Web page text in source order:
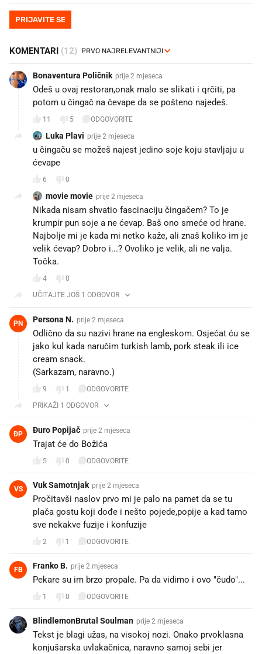
PRIJAVITE SE
KOMENTARI (12)
Bonaventura Poličnik prije 2 mjeseca
Odeš u ovaj restoran,onak malo se slikati i qrčiti, pa
potom u čingač na čevape da se pošteno najedeš.
11 5 ODGOVORITE
Luka Plavi prije 2 mjeseca
u čingaču se možeš najest jedino soje koju stavljaju u
ćevape
6 0
movie movie prije 2 mjeseca
Nikada nisam shvatio fascinaciju čingačem? To je
krumpir pun soje a ne ćevap. Baš ono smeće od hrane.
Najbolje mi je kada mi netko kaže, ali znaš koliko im je
velik ćevap? Dobro i...? Ovoliko je velik, ali ne valja.
Točka.
4
0
UČITAJTE JOŠ 1 ODGOVOR
PN Persona N. prije 2 mjeseca
Odlično da su nazivi hrane na engleskom. Osjećat ću se
jako kul kada naručim turkish lamb, pork steak ili ice
cream snack.
(Sarkazam, naravno.)
9 1
ODGOVORITE
PRIKAŽI 1 ODGOVOR
ĐP Đuro Popijač prije 2 mjeseca
Trajat će do Božića
5 0 ODGOVORITE
VS Vuk Samotnjak prije 2 mjeseca
Pročitavši naslov prvo mi je palo na pamet da se tu
plača gostu koji dođe i nešto pojede,popije a kad tamo
sve nekakve fuzije i konfuzije
2 1 ODGOVORITE
FB Franko B. prije 2 mjeseca
Pekare su im brzo propale. Pa da vidimo i ovo "čudo"...
1 0 ODGOVORITE
BlindlemonBrutal Soulman prije 2 mjeseca
Tekst je blagi užas, na visokoj nozi. Onako prvoklasna
konjušarska uvlakačnica, naravno samoj sebi jer